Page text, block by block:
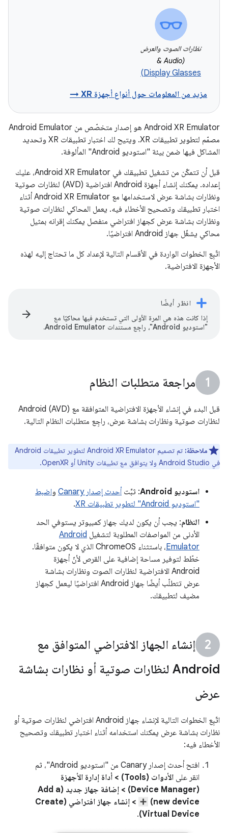
نظارات الصوت والعرض
(Audio &
Display Glasses)
مزيد من المعلومات حول أنواع أجهزة XR →
‫Android XR Emulator هو إصدار متخصّص من Android Emulator
مصمّم لتطوير تطبيقات XR. ويتيح لك اختبار تطبيقات XR وتحديد
المشاكل فيها ضمن بيئة "استوديو Android" المألوفة.
قبل أن تتمكّن من تشغيل تطبيقك في Android XR Emulator، عليك
إعداده. يمكنك إنشاء أجهزة Android افتراضية (AVD) لنظارات صوتية
ونظارات بشاشة عرض لاستخدامها مع Android XR Emulator أثناء
اختبار تطبيقك وتصحيح الأخطاء فيه. يعمل المحاكي لنظارات صوتية
ونظارات بشاشة عرض كجهاز افتراضي منفصل يمكنك إقرانه بمثيل
محاكي يشغّل جهاز Android افتراضيًا.
اتّبِع الخطوات الواردة في الأقسام التالية لإعداد كل ما تحتاج إليه لهذه
الأجهزة الافتراضية.
انظر أيضًا
إذا كانت هذه هي المرة الأولى التي تستخدم فيها محاكيًا مع
"استوديو Android"، راجِع مستندات Android Emulator.
arrow_forward
مراجعة متطلبات النظام
قبل البدء في إنشاء الأجهزة الافتراضية المتوافقة مع Android (AVD)
لنظارات صوتية ونظارات بشاشة عرض، راجِع متطلبات النظام التالية.
ملاحظة:
تم تصميم Android XR Emulator لتطوير تطبيقات Android
في Android Studio ولا يتوافق مع تطبيقات Unity أو OpenXR.
استوديو Android : ثبِّت أحدث إصدار Canary واضبط
"استوديو Android" لتطوير تطبيقات XR
.
النظام: يجب أن يكون لديك جهاز كمبيوتر يستوفي الحد
الأدنى من المواصفات المطلوبة لتشغيل Android
Emulator
، باستثناء ChromeOS الذي لا يكون متوافقًا.
خطّط لتوفير مساحة إضافية على القرص لأنّ أجهزة
Android الافتراضية لنظارات الصوت ونظارات بشاشة
عرض تتطلّب أيضًا جهاز Android افتراضيًا ليعمل كجهاز
مضيف لتطبيقك.
إنشاء الجهاز الافتراضي المتوافق مع
Android لنظارات صوتية أو نظارات بشاشة
عرض
اتّبِع الخطوات التالية لإنشاء جهاز Android افتراضي لنظارات صوتية أو
نظارات بشاشة عرض يمكنك استخدامه أثناء اختبار تطبيقك وتصحيح
الأخطاء فيه:
افتح أحدث إصدار Canary من "استوديو Android"، ثم
انقر على
الأدوات (Tools) > أداة إدارة الأجهزة
(Device Manager) > إضافة جهاز جديد (Add a
new device)
> إنشاء جهاز افتراضي (Create
Virtual Device)
.